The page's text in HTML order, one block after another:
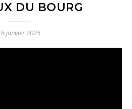
DU BOURG
janvier 2025